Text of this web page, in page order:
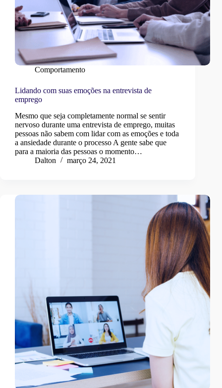
Comportamento
Lidando com suas emoções na entrevista de
emprego
Mesmo que seja completamente normal se sentir
nervoso durante uma entrevista de emprego, muitas
pessoas não sabem com lidar com as emoções e toda
a ansiedade durante o processo A gente sabe que
para a maioria das pessoas o momento…
Dalton
março 24, 2021